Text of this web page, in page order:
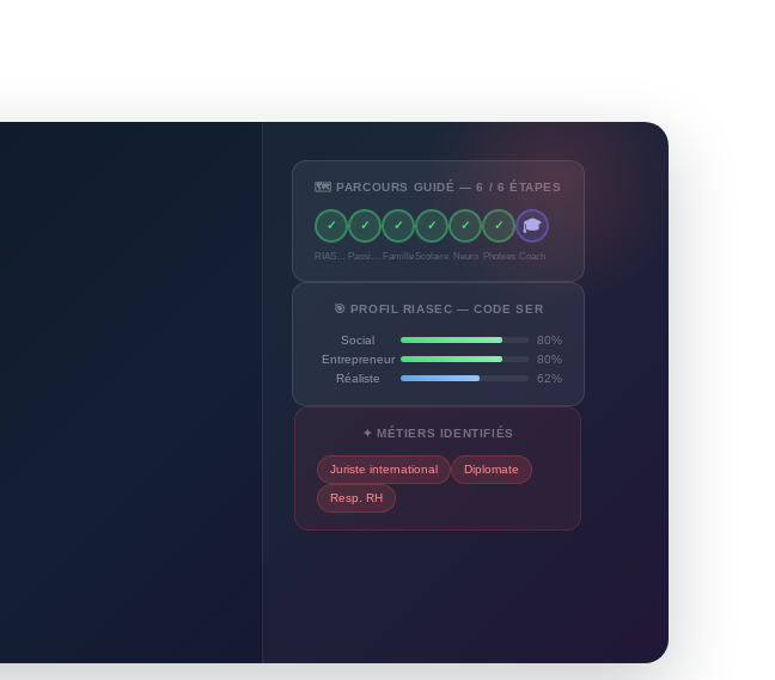
🗺️ PARCOURS GUIDÉ — 6 / 6 ÉTAPES
✓ ✓ ✓ ✓ ✓ ✓ 🎓
Famille Scolaire Neuro Phobies Coach
🎯 PROFIL RIASEC — CODE SER
Social
80%
Entrepreneur
80%
Réaliste
62%
✦ MÉTIERS IDENTIFIÉS
Juriste international Diplomate
Resp. RH